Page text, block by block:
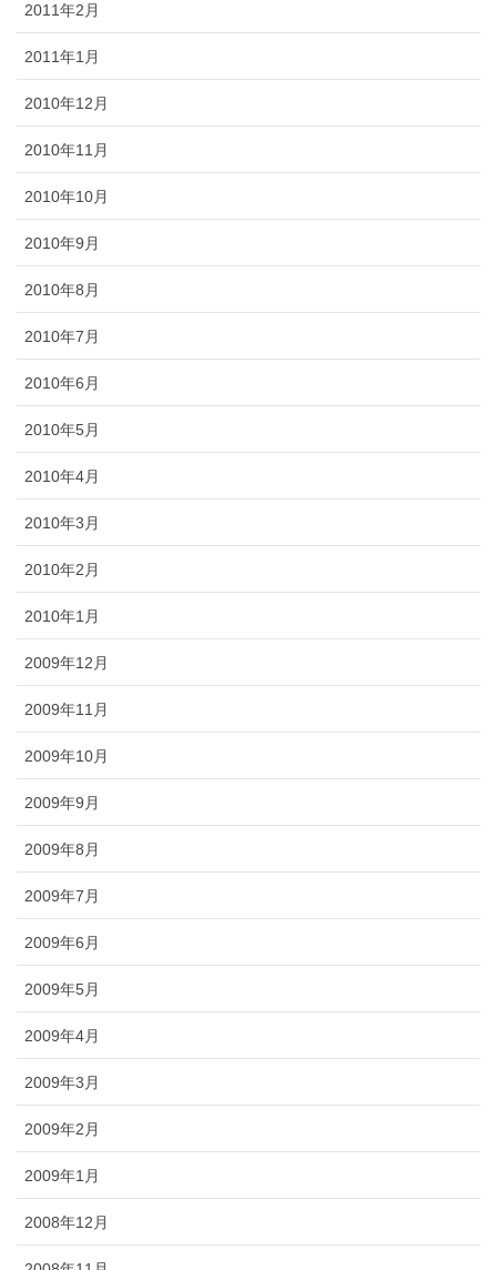
2011年2月
2011年1月
2010年12月
2010年11月
2010年10月
2010年9月
2010年8月
2010年7月
2010年6月
2010年5月
2010年4月
2010年3月
2010年2月
2010年1月
2009年12月
2009年11月
2009年10月
2009年9月
2009年8月
2009年7月
2009年6月
2009年5月
2009年4月
2009年3月
2009年2月
2009年1月
2008年12月